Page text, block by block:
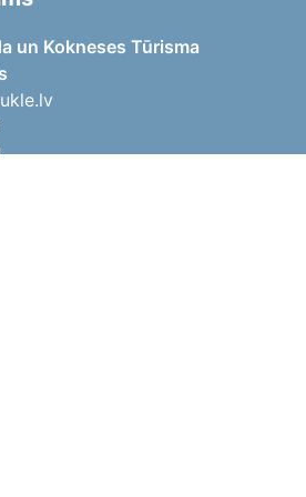
un Kokneses Tūrisma